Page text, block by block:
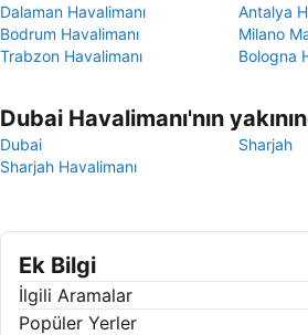
Dalaman Havalimanı
Antalya
Bodrum Havalimanı
Milano
Trabzon Havalimanı
Bologna
Dubai Havalimanı'nın
Dubai
Sharjah
Sharjah Havalimanı
Ek Bilgi
İlgili Aramalar
Popüler Yerler